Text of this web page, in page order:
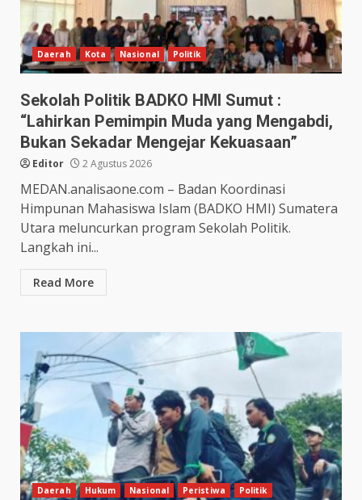
Daerah Kota Nasional Politik
Sekolah Politik BADKO HMI Sumut :
“Lahirkan Pemimpin Muda yang Mengabdi,
Bukan Sekadar Mengejar Kekuasaan”
Editor 2 Agustus 2026
MEDAN.analisaone.com – Badan Koordinasi
Himpunan Mahasiswa Islam (BADKO HMI) Sumatera
Utara meluncurkan program Sekolah Politik.
Langkah ini...
Read More
Daerah Hukum Nasional Peristiwa Politik